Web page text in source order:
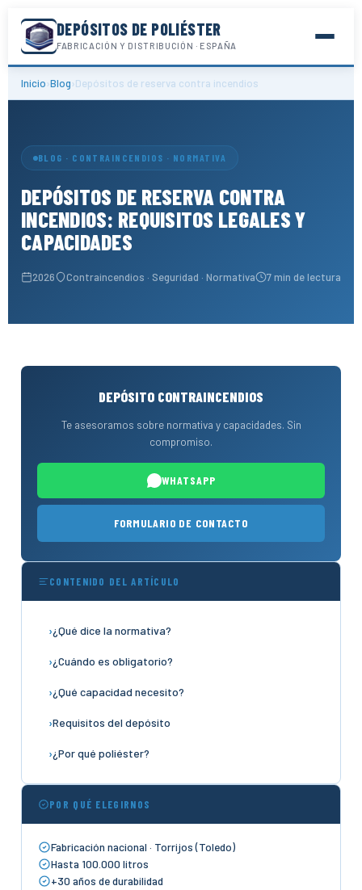
Saltar
al
contenido
DEPÓSITOS DE POLIÉSTER
FABRICACIÓN Y DISTRIBUCIÓN · ESPAÑA
Inicio›Blog›Depósitos de reserva contra incendios
BLOG · CONTRAINCENDIOS · NORMATIVA
DEPÓSITOS DE RESERVA CONTRA
INCENDIOS: REQUISITOS LEGALES Y
CAPACIDADES
2026 Contraincendios · Seguridad · Normativa 7 min de lectura
DEPÓSITO CONTRAINCENDIOS
Te asesoramos sobre normativa y capacidades. Sin
compromiso.
WHATSAPP
FORMULARIO DE CONTACTO
CONTENIDO DEL ARTÍCULO
¿Qué dice la normativa?
¿Cuándo es obligatorio?
¿Qué capacidad necesito?
Requisitos del depósito
¿Por qué poliéster?
POR QUÉ ELEGIRNOS
Fabricación nacional · Torrijos (Toledo)
Hasta 100.000 litros
+30 años de durabilidad